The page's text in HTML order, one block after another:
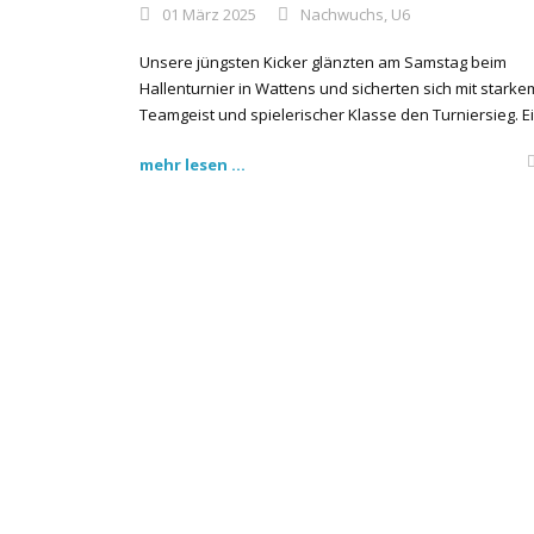
01 März 2025 Nachwuchs U6
Unsere jüngsten Kicker glänzten am Samstag beim
Hallenturnier in Wattens und sicherten sich mit
Teamgeist und spielerischer Klasse den Turniersieg.
mehr lesen ...